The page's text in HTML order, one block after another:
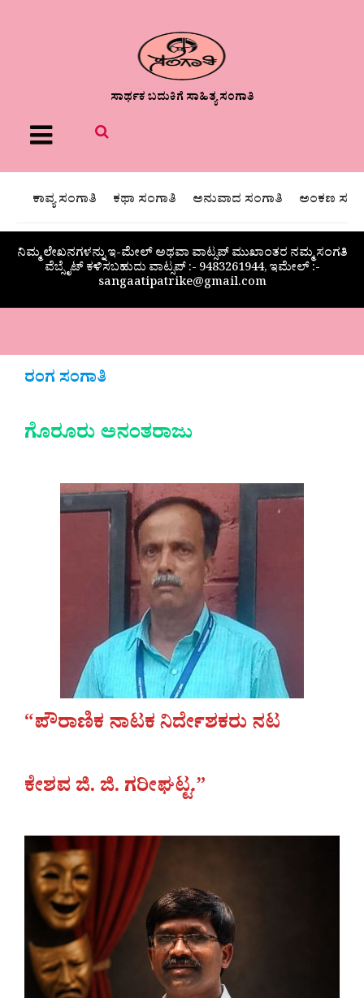
ಸಾರ್ಥಕ ಬದುಕಿಗೆ ಸಾಹಿತ್ಯ ಸಂಗಾತಿ
Menu
ಕಾವ್ಯ ಸಂಗಾತಿ ಕಥಾ ಸಂಗಾತಿ ಅನುವಾದ ಸಂಗಾತಿ ಅಂಕಣ
ನಿಮ್ಮ ಲೇಖನಗಳನ್ನು ಇ-ಮೇಲ್ ಅಥವಾ ವಾಟ್ಸಪ್ ಮುಖಾಂತರ ನಮ್ಮ ಸಂಗತಿ
ವೆಬ್ಸೈಟ್ ಕಳಿಸಬಹುದು ವಾಟ್ಸಪ್‌ :- 9483261944, ಇಮೇಲ್ :-
sangaatipatrike@gmail.com
ರಂಗ ಸಂಗಾತಿ
ಗೊರೂರು ಅನಂತರಾಜು
“ಪೌರಾಣಿಕ ನಾಟಕ ನಿರ್ದೇಶಕರು ನಟ
ಕೇಶವ ಜಿ. ಜಿ. ಗರೀಘಟ್ಟ.”‌